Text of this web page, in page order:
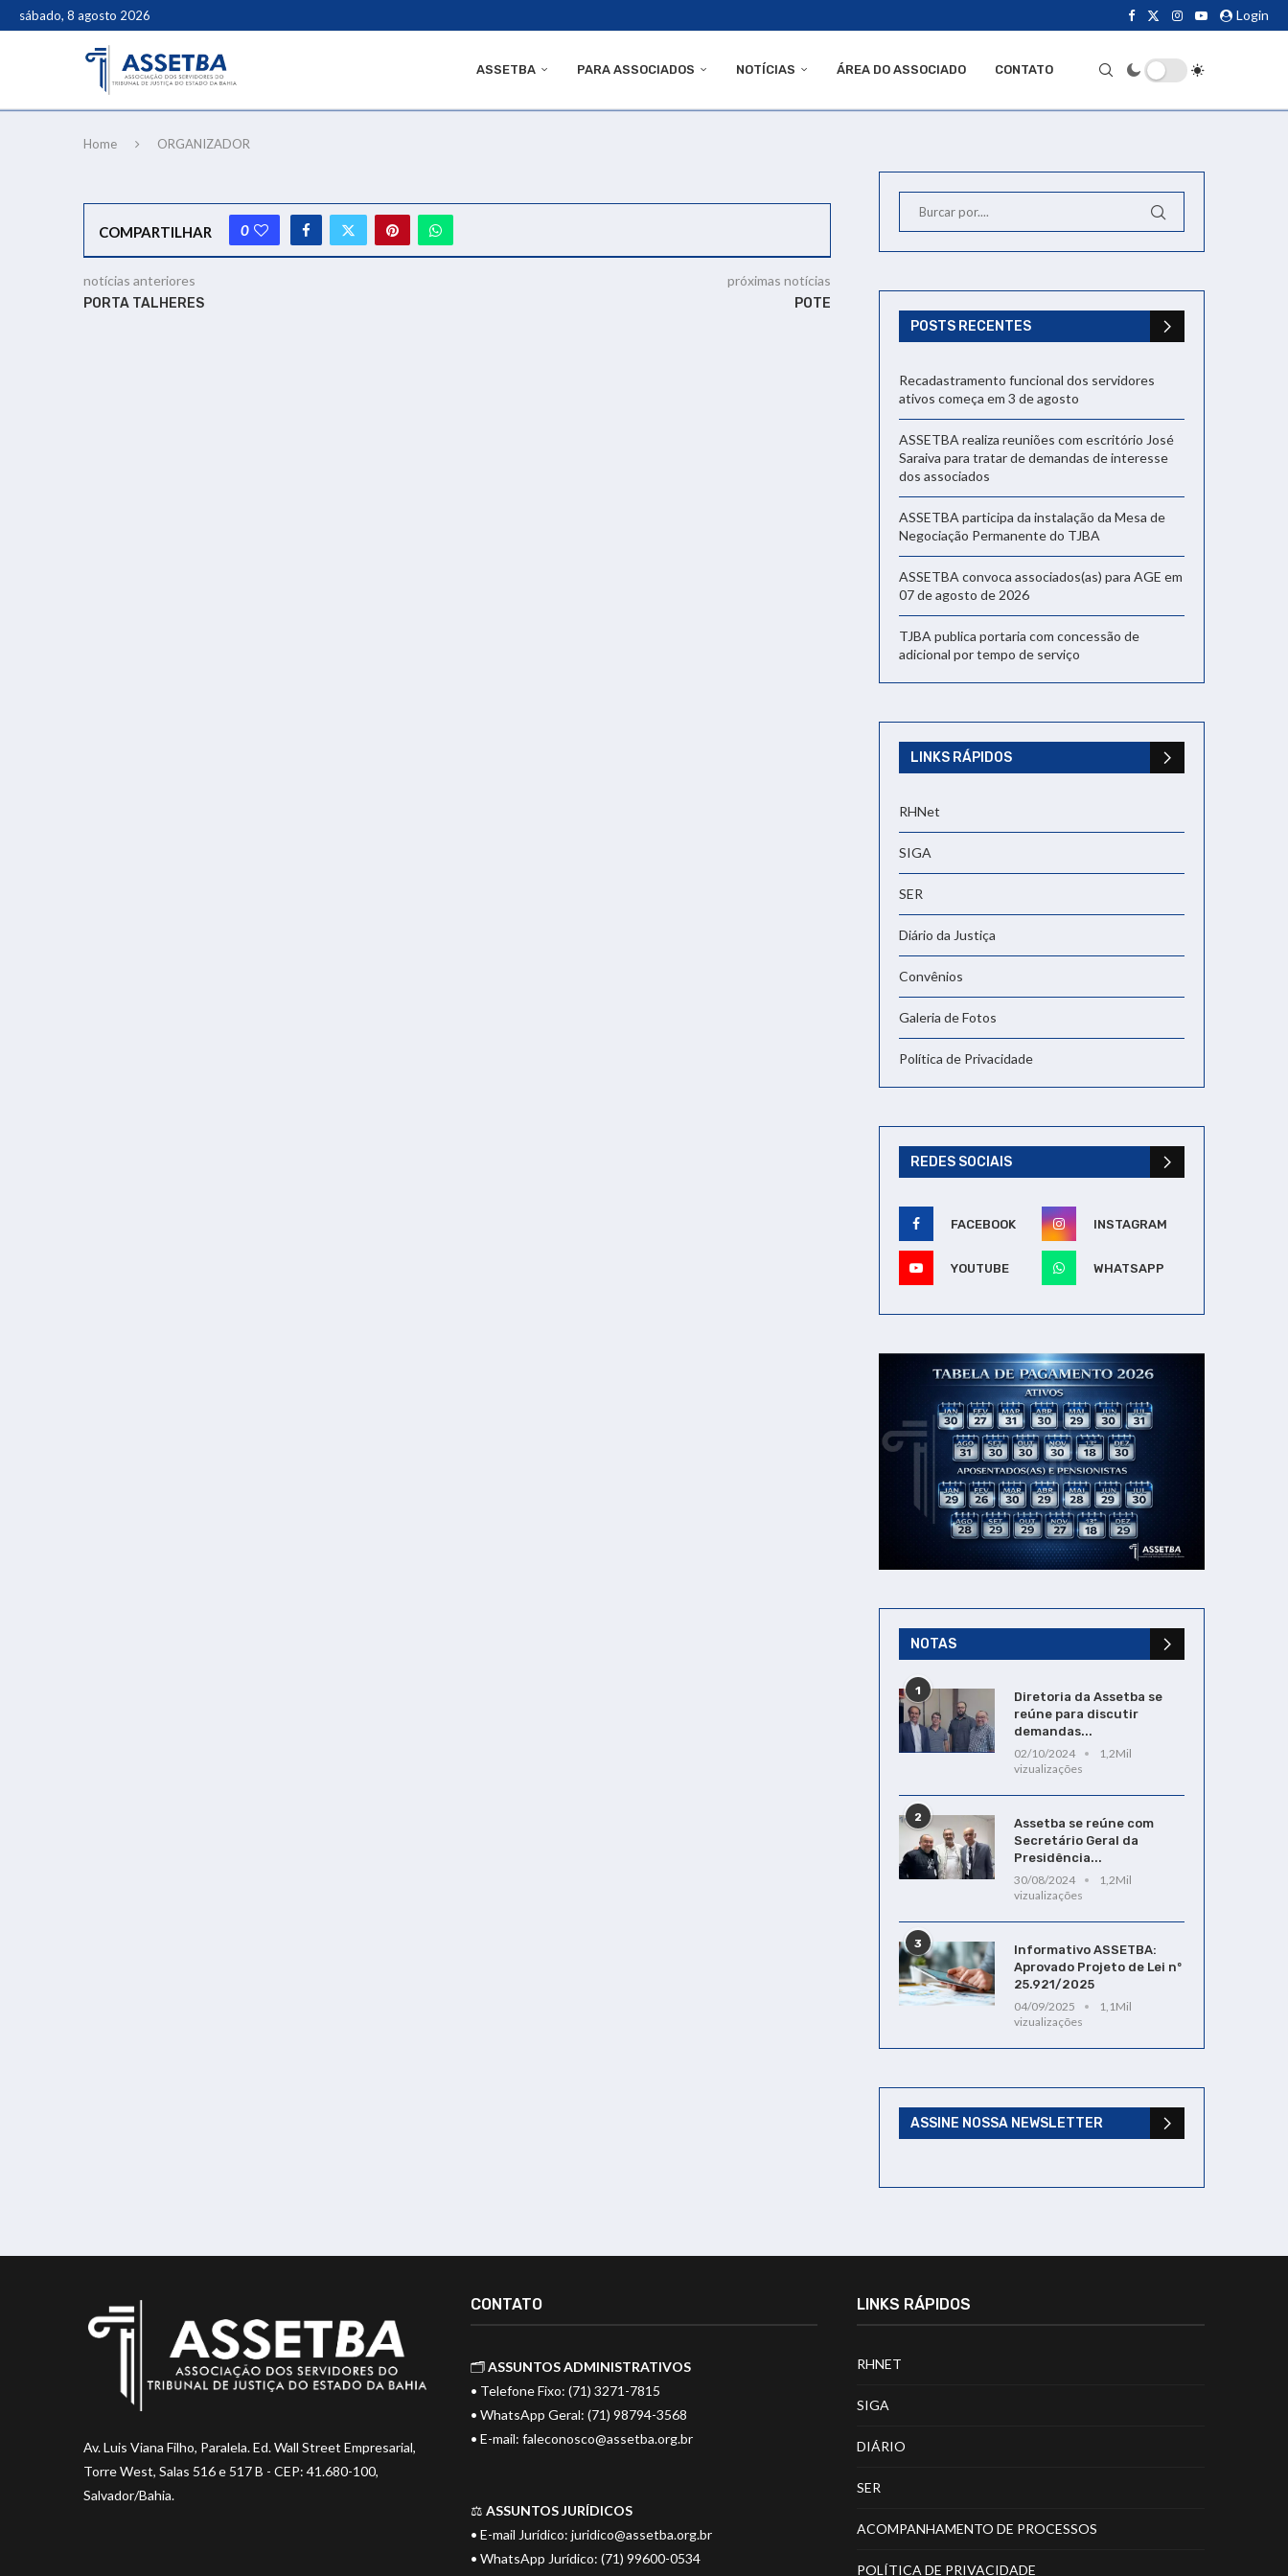
sábado, 8 agosto 2026 Login
ASSETBA PARA ASSOCIADOS NOTÍCIAS ÁREA DO ASSOCIADO CONTATO
Home ORGANIZADOR
COMPARTILHAR 0
notícias anteriores
PORTA TALHERES
próximas notícias
POTE
POSTS RECENTES
Recadastramento funcional dos servidores
ativos começa em 3 de agosto
ASSETBA realiza reuniões com escritório José
Saraiva para tratar de demandas de interesse
dos associados
ASSETBA participa da instalação da Mesa de
Negociação Permanente do TJBA
ASSETBA convoca associados(as) para AGE em
07 de agosto de 2026
TJBA publica portaria com concessão de
adicional por tempo de serviço
LINKS RÁPIDOS
RHNet
SIGA
SER
Diário da Justiça
Convênios
Galeria de Fotos
Política de Privacidade
REDES SOCIAIS
FACEBOOK INSTAGRAM
YOUTUBE WHATSAPP
NOTAS
1
Diretoria da Assetba se
reúne para discutir
demandas...
02/10/2024
1,2Mil
vizualizações
2
Assetba se reúne com
Secretário Geral da
Presidência...
30/08/2024
1,2Mil
vizualizações
3
Informativo ASSETBA:
Aprovado Projeto de Lei nº
25.921/2025
04/09/2025
1,1Mil
vizualizações
ASSINE NOSSA NEWSLETTER
Av. Luis Viana Filho, Paralela. Ed. Wall Street Empresarial,
Torre West, Salas 516 e 517 B - CEP: 41.680-100,
Salvador/Bahia.
CONTATO
🗂️ASSUNTOS ADMINISTRATIVOS
• Telefone Fixo: (71) 3271-7815
• WhatsApp Geral: (71) 98794-3568
• E-mail: faleconosco@assetba.org.br
⚖️ ASSUNTOS JURÍDICOS
• E-mail Jurídico: juridico@assetba.org.br
• WhatsApp Jurídico: (71) 99600-0534
LINKS RÁPIDOS
RHNET
SIGA
DIÁRIO
SER
ACOMPANHAMENTO DE PROCESSOS
POLÍTICA DE PRIVACIDADE